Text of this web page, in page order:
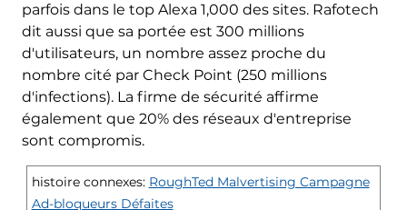
parfois dans le top Alexa 1,000 des sites. Rafotech
dit aussi que sa portée est 300 millions
d'utilisateurs, un nombre assez proche du
nombre cité par Check Point (250 millions
d'infections). La firme de sécurité affirme
également que 20% des réseaux d'entreprise
sont compromis.
histoire connexes: RoughTed Malvertising Campagne
Ad-bloqueurs Défaites